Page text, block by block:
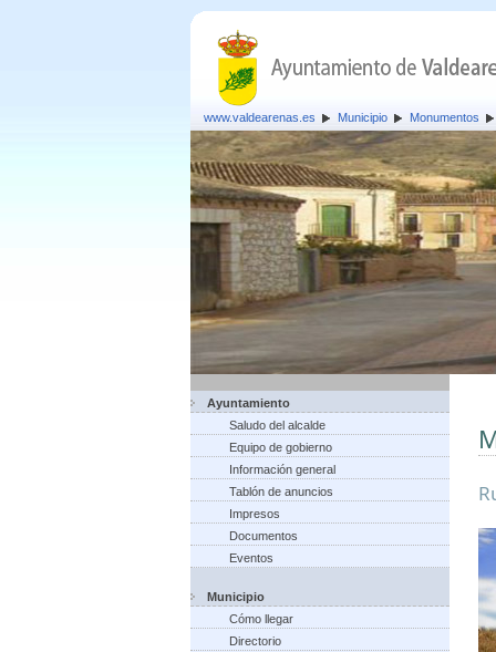
www.valdearenas.es Municipio Monumentos
Ayuntamiento
Saludo del alcalde
Equipo de gobierno
Información general
Tablón de anuncios
Impresos
Documentos
Eventos
Municipio
Cómo llegar
Directorio